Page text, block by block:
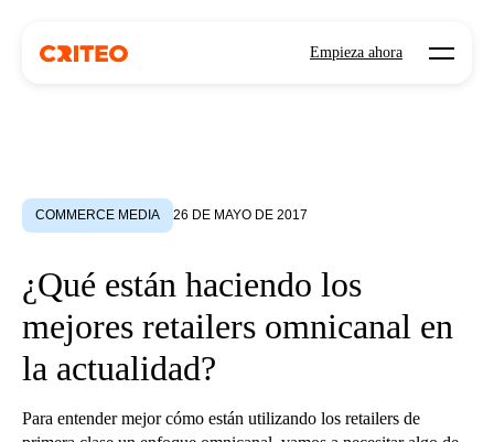
Empieza ahora Open
COMMERCE MEDIA 26 DE MAYO DE 2017
¿Qué están haciendo los
mejores retailers omnicanal en
la actualidad?
Para entender mejor cómo están utilizando los retailers de